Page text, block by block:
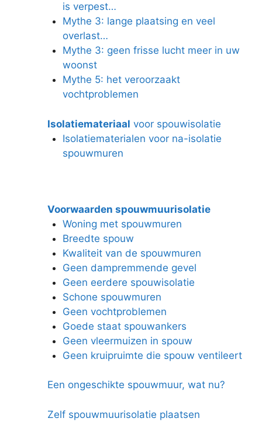
is verpest…
Mythe 3: lange plaatsing en veel
overlast…
Mythe 3: geen frisse lucht meer in uw
woonst
Mythe 5: het veroorzaakt
vochtproblemen
Isolatiemateriaal voor spouwisolatie
Isolatiematerialen voor na-isolatie
spouwmuren
Voorwaarden spouwmuurisolatie
Woning met spouwmuren
Breedte spouw
Kwaliteit van de spouwmuren
Geen dampremmende gevel
Geen eerdere spouwisolatie
Schone spouwmuren
Geen vochtproblemen
Goede staat spouwankers
Geen vleermuizen in spouw
Geen kruipruimte die spouw ventileert
Een ongeschikte spouwmuur, wat nu?
Zelf spouwmuurisolatie plaatsen